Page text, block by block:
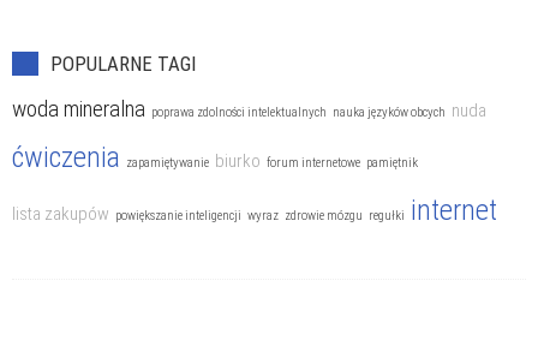
POPULARNE TAGI
woda mineralna poprawa zdolności intelektualnych nauka języków obcych nuda
ćwiczenia zapamiętywanie biurko forum internetowe pamiętnik
lista zakupów powiększanie inteligencji wyraz zdrowie mózgu regułki internet